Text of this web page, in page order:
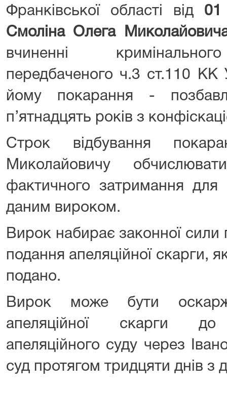
Франківської області від 01
Смоліна Олега
вчиненні
передбаченого ч.3 ст.110 КК
йому покарання -
п’ятнадцять років з
Строк відбування
Миколайовичу
фактичного затримання для
даним вироком.
Вирок набирає законної сили
подання апеляційної скарги,
подано.
Вирок може бути
апеляційної скарги до
апеляційного суду через
суд протягом тридцяти днів з